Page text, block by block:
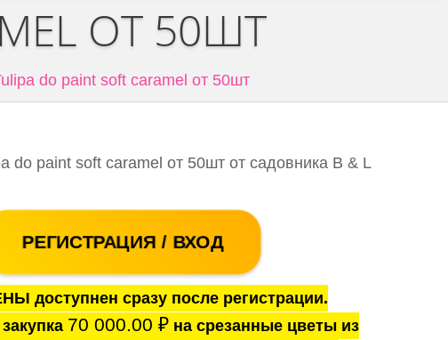
ОТ 50ШТ
do paint soft caramel от 50шт
do paint soft caramel от 50шт от садовника B & L
РЕГИСТРАЦИЯ / ВХОД
доступнен сразу после регистрации.
70 000.00 ₽на срезанные цветы из